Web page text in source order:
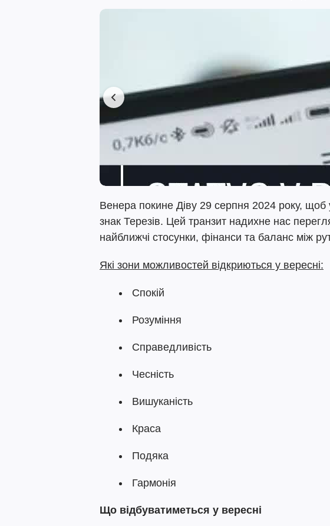
Венера покине Діву 29 серпня 2024 року, щоб
знак Терезів. Цей транзит надихне нас
найближчі стосунки, фінанси та баланс між
Які зони можливостей відкриються у вересні:
Спокій
Розуміння
Справедливість
Чесність
Вишуканість
Краса
Подяка
Гармонія
Що відбуватиметься у вересні